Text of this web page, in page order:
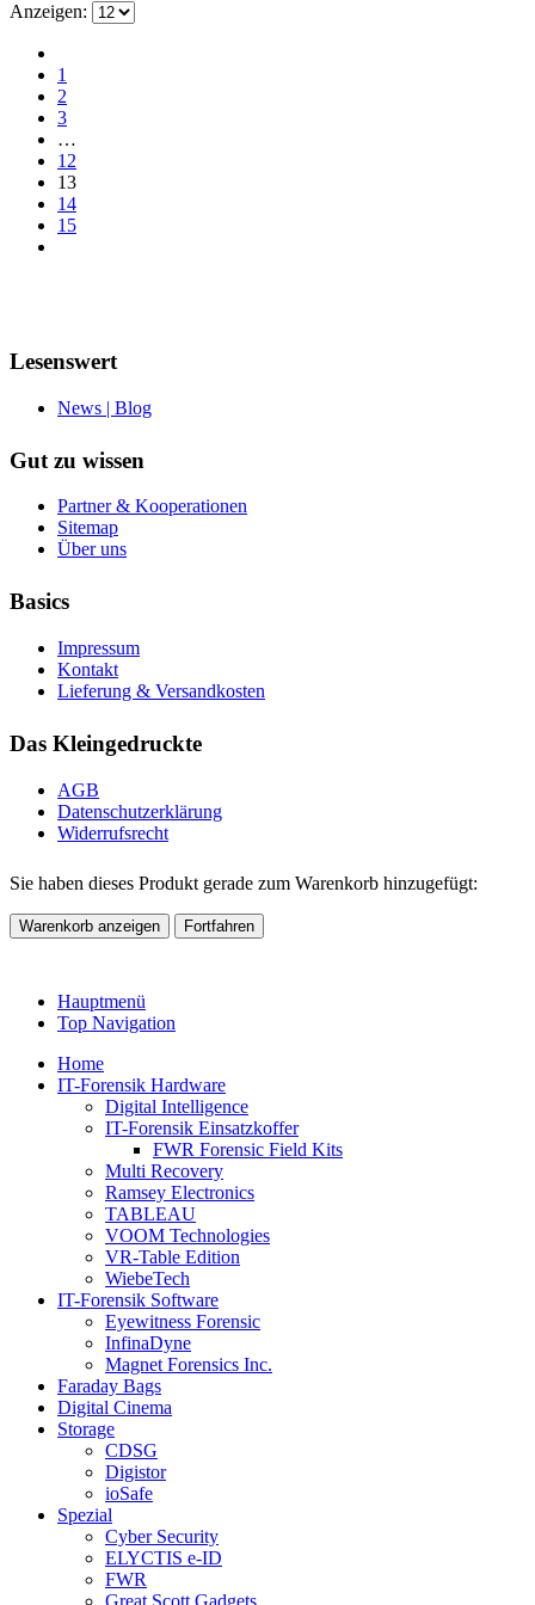
Anzeigen:
1
2
3
…
12
13
14
15
Lesenswert
News | Blog
Gut zu wissen
Partner & Kooperationen
Sitemap
Über uns
Basics
Impressum
Kontakt
Lieferung & Versandkosten
Das Kleingedruckte
AGB
Datenschutzerklärung
Widerrufsrecht
Sie haben dieses Produkt gerade zum Warenkorb hinzugefügt:
Warenkorb anzeigen Fortfahren
Hauptmenü
Top Navigation
Home
IT-Forensik Hardware
Digital Intelligence
IT-Forensik Einsatzkoffer
FWR Forensic Field Kits
Multi Recovery
Ramsey Electronics
TABLEAU
VOOM Technologies
VR-Table Edition
WiebeTech
IT-Forensik Software
Eyewitness Forensic
InfinaDyne
Magnet Forensics Inc.
Faraday Bags
Digital Cinema
Storage
CDSG
Digistor
ioSafe
Spezial
Cyber Security
ELYCTIS e-ID
FWR
Great Scott Gadgets